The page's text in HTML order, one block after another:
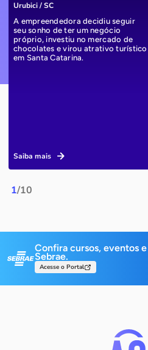
1/10
Urubici / SC
A empreendedora decidiu seguir
seu sonho de ter um negócio
próprio, investiu no mercado de
chocolates e virou atrativo turístico
em Santa Catarina.
Saiba mais
Confira cursos, eventos
Sebrae.
Acesse o Portal